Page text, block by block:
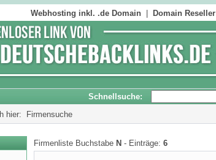
Webhosting inkl. .de Domain Domain Reseller
Schnellsuche:
hier: Firmensuche
Firmenliste Buchstabe N - Einträge: 6